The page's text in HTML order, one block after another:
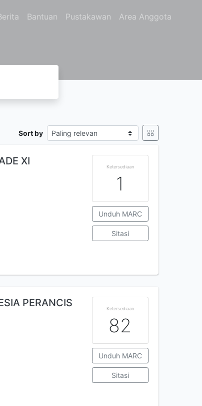
Bantuan Pustakawan Area Anggota
Sort by
XI Ketersediaan
1
Unduh MARC
Sitasi
PERANCIS Ketersediaan
82
Unduh MARC
Sitasi